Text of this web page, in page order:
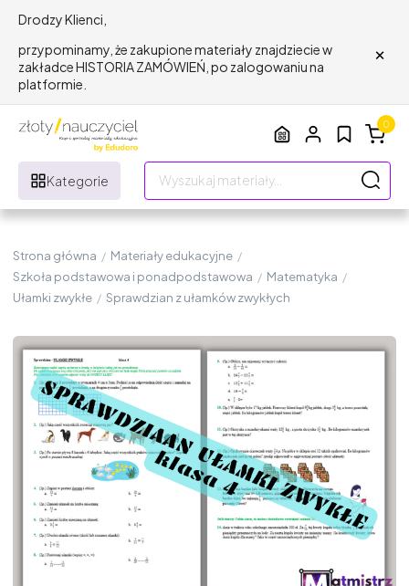
Drodzy Klienci,
przypominamy, że zakupione materiały znajdziecie w
zakładce HISTORIA ZAMÓWIEŃ, po zalogowaniu na
platformie.
×
Kategorie
0
Strona główna / Materiały edukacyjne /
Szkoła podstawowa i ponadpodstawowa / Matematyka /
Ułamki zwykłe / Sprawdzian z ułamków zwykłych